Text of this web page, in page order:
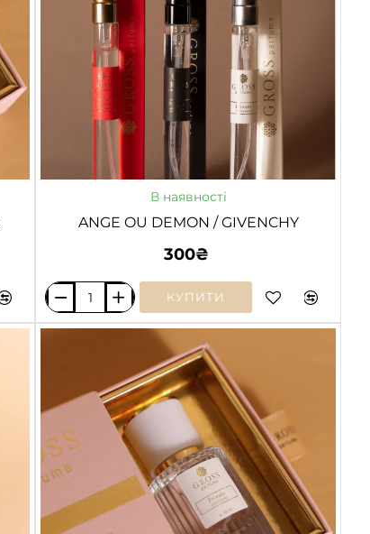
В наявності
ANGE OU DEMON / GIVENCHY
300₴
ANGE
OU
GIVENCHY
КУПИТИ